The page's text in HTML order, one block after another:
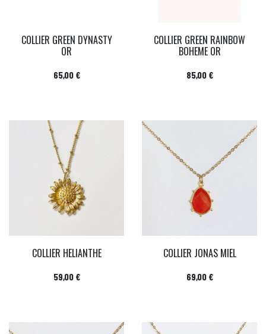
COLLIER GREEN DYNASTY
OR
Prix
65,00 €
COLLIER GREEN RAINBOW
BOHEME OR
Prix
85,00 €
COLLIER HELIANTHE
Prix
59,00 €
COLLIER JONAS MIEL
Prix
69,00 €